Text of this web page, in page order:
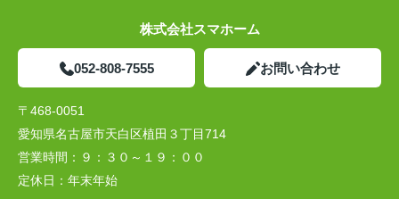
株式会社スマホーム
052-808-7555 お問い合わせ
〒468-0051
愛知県名古屋市天白区植田３丁目714
営業時間： ９：３０～１９：００
定休日： 年末年始